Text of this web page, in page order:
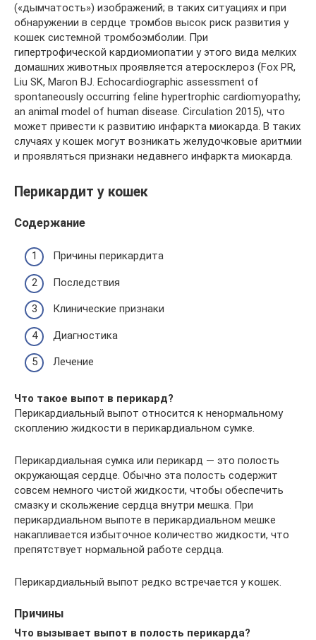
(«дымчатость») изображений; в таких ситуациях и при
обнаружении в сердце тромбов высок риск развития у
кошек системной тромбоэмболии. При
гипертрофической кардиомиопатии у этого вида мелких
домашних животных проявляется атеросклероз (Fox PR,
Liu SK, Maron BJ. Echocardiographic assessment of
spontaneously occurring feline hypertrophic cardiomyopathy;
an animal model of human disease. Circulation 2015), что
может привести к развитию инфаркта миокарда. В таких
случаях у кошек могут возникать желудочковые аритмии
и проявляться признаки недавнего инфаркта миокарда.
Перикардит у кошек
Содержание
Причины перикардита
Последствия
Клинические признаки
Диагностика
Лечение
Что такое выпот в перикард?
Перикардиальный выпот относится к ненормальному
скоплению жидкости в перикардиальном сумке.
Перикардиальная сумка или перикард — это полость
окружающая сердце. Обычно эта полость содержит
совсем немного чистой жидкости, чтобы обеспечить
смазку и скольжение сердца внутри мешка. При
перикардиальном выпоте в перикардиальном мешке
накапливается избыточное количество жидкости, что
препятствует нормальной работе сердца.
Перикардиальный выпот редко встречается у кошек.
Причины
Что вызывает выпот в полость перикарда?